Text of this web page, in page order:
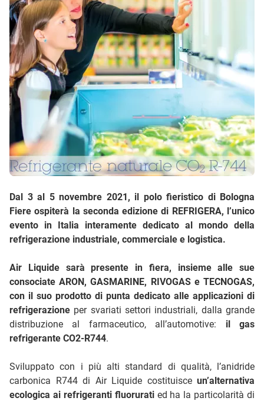
Dal 3 al 5 novembre 2021, il polo fieristico di Bologna
Fiere ospiterà la seconda edizione di REFRIGERA, l’unico
evento in Italia interamente dedicato al mondo della
refrigerazione industriale, commerciale e logistica.
Air Liquide sarà presente in fiera, insieme alle sue
consociate ARON, GASMARINE, RIVOGAS e TECNOGAS,
con il suo prodotto di punta dedicato alle applicazioni di
refrigerazione per svariati settori industriali, dalla grande
distribuzione al farmaceutico, all’automotive: il gas
refrigerante CO2-R744.
Sviluppato con i più alti standard di qualità, l’anidride
carbonica R744 di Air Liquide costituisce un’alternativa
ecologica ai refrigeranti fluoruratied ha la particolarità di